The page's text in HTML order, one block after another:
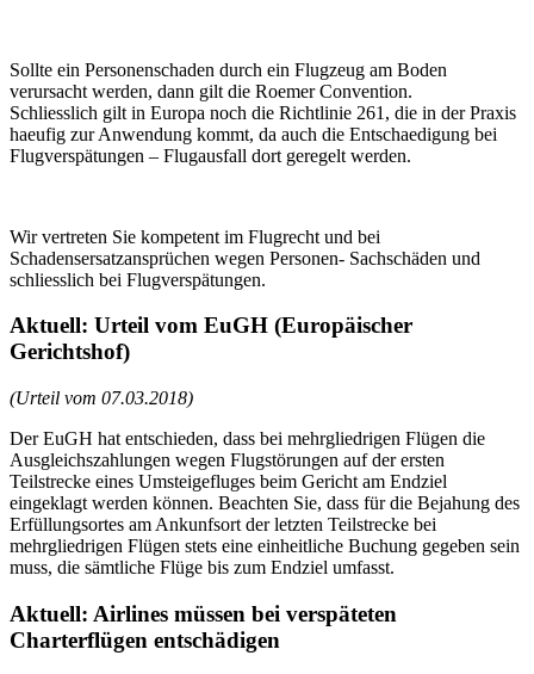
Sollte ein Personenschaden durch ein Flugzeug am Boden
verursacht werden, dann gilt die Roemer Convention.
Schliesslich gilt in Europa noch die Richtlinie 261, die in der Praxis
haeufig zur Anwendung kommt, da auch die Entschaedigung bei
Flugverspätungen – Flugausfall dort geregelt werden.
Wir vertreten Sie kompetent im Flugrecht und bei
Schadensersatzansprüchen wegen Personen- Sachschäden und
schliesslich bei Flugverspätungen.
Aktuell: Urteil vom EuGH (Europäischer
Gerichtshof)
(Urteil vom 07.03.2018)
Der EuGH hat entschieden, dass bei mehrgliedrigen Flügen die
Ausgleichszahlungen wegen Flugstörungen auf der ersten
Teilstrecke eines Umsteigefluges beim Gericht am Endziel
eingeklagt werden können. Beachten Sie, dass für die Bejahung des
Erfüllungsortes am Ankunfsort der letzten Teilstrecke bei
mehrgliedrigen Flügen stets eine einheitliche Buchung gegeben sein
muss, die sämtliche Flüge bis zum Endziel umfasst.
Aktuell: Airlines müssen bei verspäteten
Charterflügen entschädigen